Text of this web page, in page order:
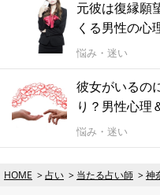
元彼は復縁願
くる男性の心
悩み・迷い
彼女がいるの
り？男性心理
悩み・迷い
HOME 占い 当たる占い師 神